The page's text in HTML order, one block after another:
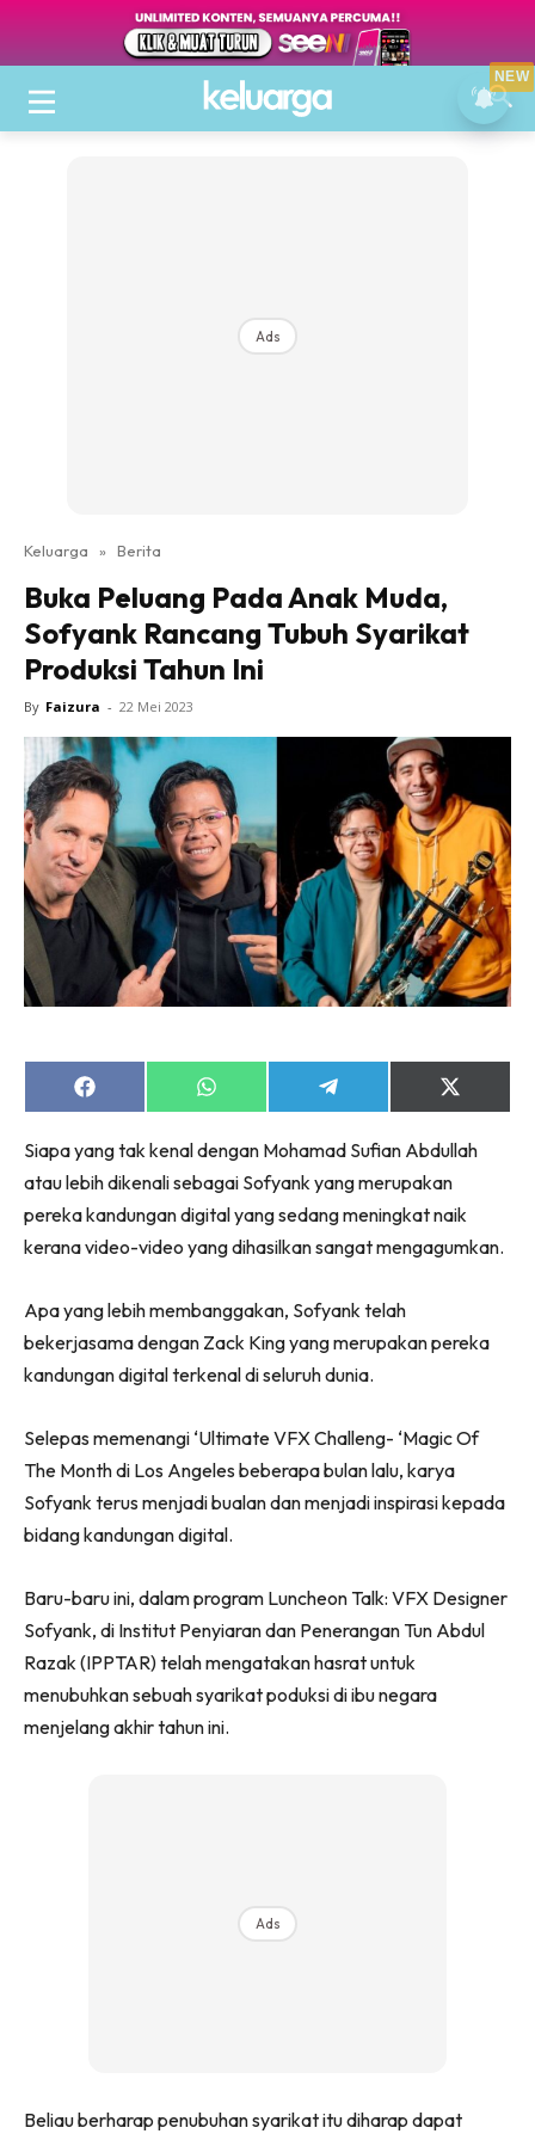
Ads
Keluarga » Berita
Buka Peluang Pada Anak Muda,
Sofyank Rancang Tubuh Syarikat
Produksi Tahun Ini
By Faizura - 22 Mei 2023
Share
on
Share
on
Share
on
Share
on
(Twitter)
Siapa yang tak kenal dengan Mohamad Sufian Abdullah
atau lebih dikenali sebagai Sofyank yang merupakan
pereka kandungan digital yang sedang meningkat naik
kerana video-video yang dihasilkan sangat mengagumkan.
Apa yang lebih membanggakan, Sofyank telah
bekerjasama dengan Zack King yang merupakan pereka
kandungan digital terkenal di seluruh dunia.
Selepas memenangi ‘Ultimate VFX Challeng- ‘Magic Of
The Month di Los Angeles beberapa bulan lalu, karya
Sofyank terus menjadi bualan dan menjadi inspirasi kepada
bidang kandungan digital.
Baru-baru ini, dalam program Luncheon Talk: VFX Designer
Sofyank, di Institut Penyiaran dan Penerangan Tun Abdul
Razak (IPPTAR) telah mengatakan hasrat untuk
menubuhkan sebuah syarikat poduksi di ibu negara
menjelang akhir tahun ini.
Ads
Beliau berharap penubuhan syarikat itu diharap dapat
NEW